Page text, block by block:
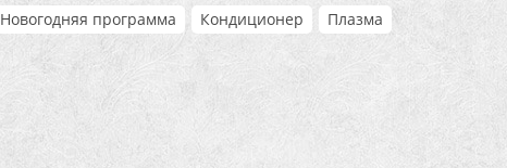
Новогодняя программа Кондиционер
Плазма